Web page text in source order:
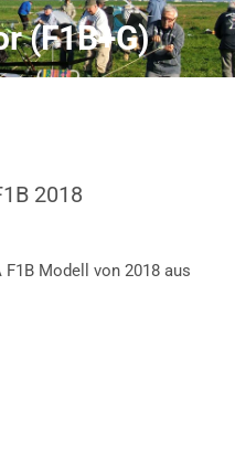
(F1B+G)
hier:
2018
Modell von 2018 aus